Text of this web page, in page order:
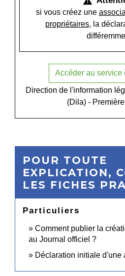
si vous créez une
propriétaires, la
Accéder au service
Direction de l'information
(Dila) -
POUR TOUTE
EXPLICATION,
LES FICHES
Particuliers
Comment publier la
au Journal officiel ?
Déclaration initiale d'une